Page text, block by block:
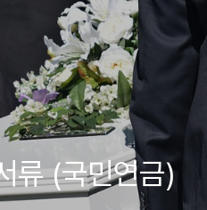
류 (국민연금)